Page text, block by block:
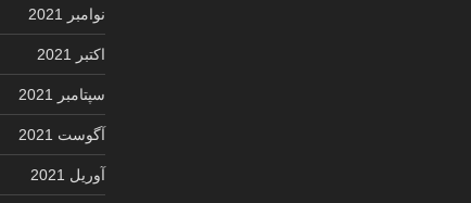
نوامبر 2021
اکتبر 2021
سپتامبر 2021
آگوست 2021
آوریل 2021